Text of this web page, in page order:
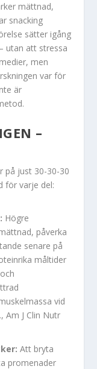
mättnad,
snacking
sätter igång
utan att stressa
men
var för
är
–
på just 30-30-30
för varje del:
Högre
påverka
senare på
måltider
vid
Am J Clin Nutr
Att bryta
promenader